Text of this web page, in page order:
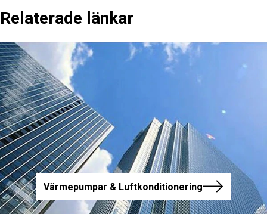
Relaterade länkar
Värmepumpar & Luftkonditionering